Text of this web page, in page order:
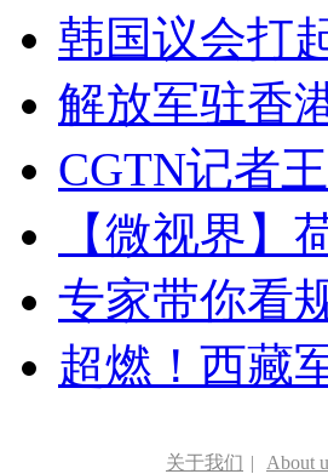
韩国议会打
解放军驻香
CGTN记者
【微视界】
专家带你看
超燃！西藏
关于我们 | About